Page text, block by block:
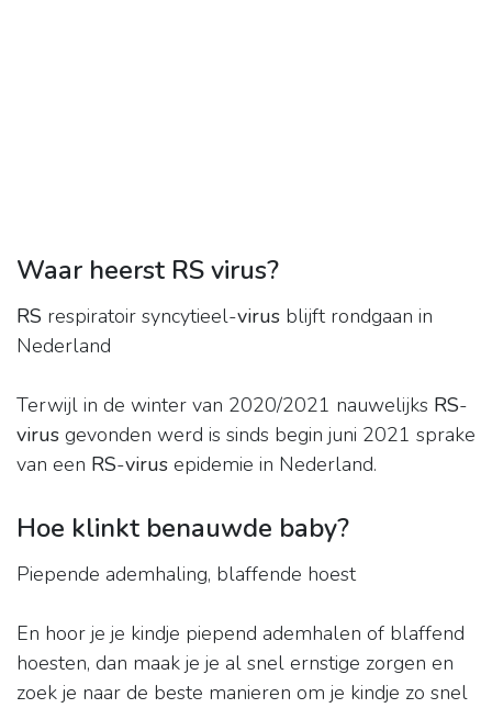
Waar heerst RS virus?
RS respiratoir syncytieel-virus blijft rondgaan in
Nederland
Terwijl in de winter van 2020/2021 nauwelijks RS-
virus gevonden werd is sinds begin juni 2021 sprake
van een RS-virus epidemie in Nederland.
Hoe klinkt benauwde baby?
Piepende ademhaling, blaffende hoest
En hoor je je kindje piepend ademhalen of blaffend
hoesten, dan maak je je al snel ernstige zorgen en
zoek je naar de beste manieren om je kindje zo snel